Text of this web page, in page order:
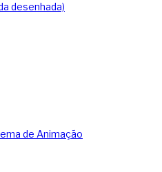
desenhada)
de Animação